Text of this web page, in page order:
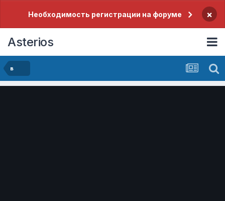
Необходимость регистрации на форуме ×
Asterios
в